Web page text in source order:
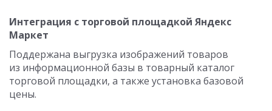
Интеграция с торговой площадкой Яндекс
Маркет
Поддержана выгрузка изображений товаров
из информационной базы в товарный каталог
торговой площадки, а также установка базовой
цены.